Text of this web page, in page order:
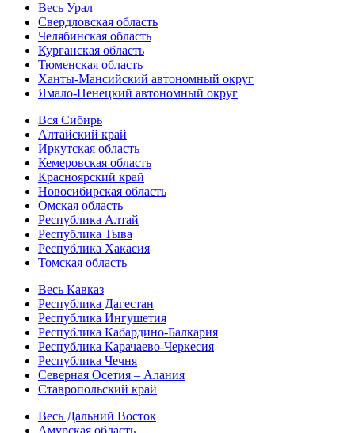
Весь Урал
Свердловская область
Челябинская область
Курганская область
Тюменская область
Ханты-Мансийский автономный округ
Ямало-Ненецкий автономный округ
Вся Сибирь
Алтайский край
Иркутская область
Кемеровская область
Красноярский край
Новосибирская область
Омская область
Республика Алтай
Республика Тыва
Республика Хакасия
Томская область
Весь Кавказ
Республика Дагестан
Республика Ингушетия
Республика Кабардино-Балкария
Республика Карачаево-Черкесия
Республика Чечня
Северная Осетия – Алания
Ставропольский край
Весь Дальний Восток
Амурская область